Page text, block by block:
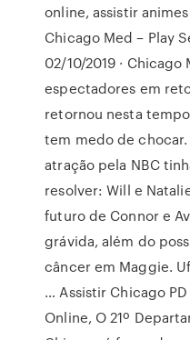
online, assistir
Chicago Med – Play
02/10/2019 ·
espectadores em
retornou nesta
tem medo de chocar.
atração pela NBC
resolver: Will e
futuro de Connor e
grávida, além do
câncer em Maggie.
… Assistir Chicago
Online, O 21º